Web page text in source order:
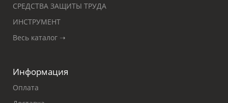
СРЕДСТВА ЗАЩИТЫ ТРУДА
ИНСТРУМЕНТ
Весь каталог ➝
Информация
Оплата